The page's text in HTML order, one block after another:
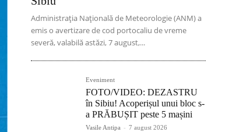
Administrația Națională de Meteorologie (ANM) a
emis o avertizare de cod portocaliu de vreme
severă, valabilă astăzi, 7 august,...
Eveniment
FOTO/VIDEO: DEZASTRU
în Sibiu! Acoperișul unui bloc s-
a PRĂBUȘIT peste 5 mașini
Vasile Antipa - 7 august 2026